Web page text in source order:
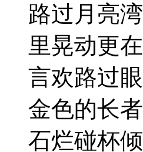
路过月亮
里晃动更
言欢路过
金色的长
石烂碰杯